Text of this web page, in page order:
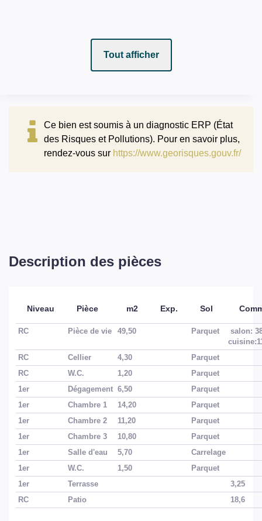
Tout afficher
Ce bien est soumis à un diagnostic ERP (État
des Risques et Pollutions). Pour en savoir plus,
rendez-vous sur https://www.georisques.gouv.fr/
Description des pièces
Niveau Pièce m2 Exp. Sol
RC Pièce de vie 49,50 Parquet
salon:
RC
Cellier 4,30
Parquet
RC
W.C. 1,20
Parquet
1er
Dégagement 6,50
Parquet
1er
Chambre 1 14,20
Parquet
1er
Chambre 2 11,20
Parquet
1er
Chambre 3 10,80
Parquet
1er
Salle d'eau 5,70
Carrelage
1er
W.C. 1,50
Parquet
1er
Terrasse
3,25
RC
Patio 18,6